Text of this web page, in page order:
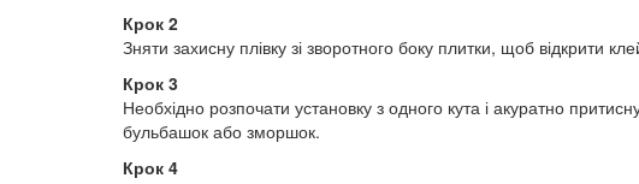
Крок 2
Зняти захисну плівку зі зворотного боку плитки, щоб відкрити
Крок 3
Необхідно розпочати установку з одного кута і акуратно
бульбашок або зморшок.
Крок 4